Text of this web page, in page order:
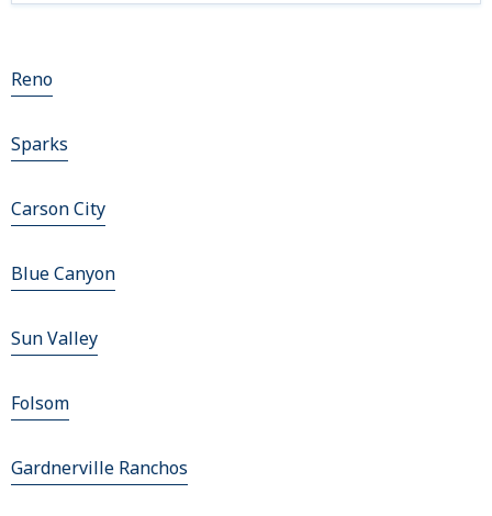
Reno
Sparks
Carson City
Blue Canyon
Sun Valley
Folsom
Gardnerville Ranchos